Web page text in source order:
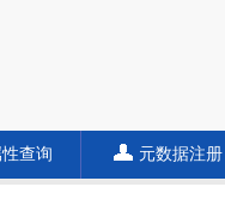
查询 元数据注册